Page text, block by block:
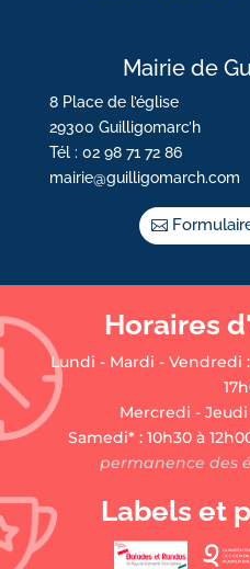
Mairie de
8 Place de l’église
29300 Guilligomarc’h
Tél : 02 98 71 72 86
mairie@guilligomarch.com
Horaires
Lundi - Mardi - Vendredi
Mercredi - Jeudi
Samedi* : 10h30 à
permanence des
Labels et